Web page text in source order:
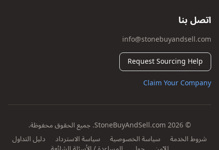
اتصل بنا
info@stonebuyandsell.com
Request Sourcing Help
Claim Your Company
© 2026 StoneBuyAndSell.com. جميع الحقوق محفوظة.
شروط الخدمة
سياسة الخصوصية سياسة الاسترداد دليل التداول